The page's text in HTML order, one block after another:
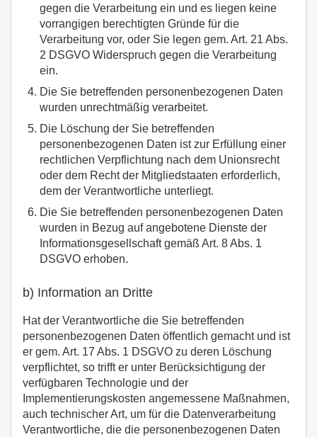
gegen die Verarbeitung ein und es liegen keine
vorrangigen berechtigten Gründe für die
Verarbeitung vor, oder Sie legen gem. Art. 21 Abs.
2 DSGVO Widerspruch gegen die Verarbeitung
ein.
Die Sie betreffenden personenbezogenen Daten
wurden unrechtmäßig verarbeitet.
Die Löschung der Sie betreffenden
personenbezogenen Daten ist zur Erfüllung einer
rechtlichen Verpflichtung nach dem Unionsrecht
oder dem Recht der Mitgliedstaaten erforderlich,
dem der Verantwortliche unterliegt.
Die Sie betreffenden personenbezogenen Daten
wurden in Bezug auf angebotene Dienste der
Informationsgesellschaft gemäß Art. 8 Abs. 1
DSGVO erhoben.
b) Information an Dritte
Hat der Verantwortliche die Sie betreffenden
personenbezogenen Daten öffentlich gemacht und ist
er gem. Art. 17 Abs. 1 DSGVO zu deren Löschung
verpflichtet, so trifft er unter Berücksichtigung der
verfügbaren Technologie und der
Implementierungskosten angemessene Maßnahmen,
auch technischer Art, um für die Datenverarbeitung
Verantwortliche, die die personenbezogenen Daten